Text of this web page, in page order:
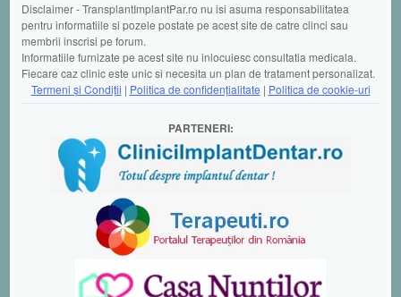
Disclaimer - TransplantImplantPar.ro nu isi asuma responsabilitatea
pentru informatiile si pozele postate pe acest site de catre clinci sau
membrii inscrisi pe forum.
Informatiile furnizate pe acest site nu inlocuiesc consultatia medicala.
Fiecare caz clinic este unic si necesita un plan de tratament personalizat.
Termeni şi Condiții | Politica de confidențialitate | Politica de cookie-uri
PARTENERI: